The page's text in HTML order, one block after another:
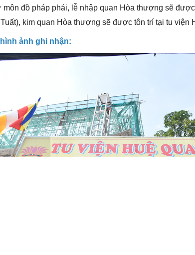
môn đồ pháp phái, lễ nhập quan Hòa thượng sẽ
kim quan Hòa thượng sẽ được tôn trí tại tu viện
ảnh ghi nhận: